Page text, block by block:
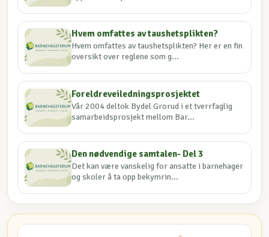
Hvem omfattes av taushetsplikten?
Hvem omfattes av taushetsplikten? Her er en fin
oversikt over reglene som g...
Foreldreveiledningsprosjektet
Vår 2004 deltok Bydel Grorud i et tverrfaglig
samarbeidsprosjekt mellom Bar...
Den nødvendige samtalen- Del 3
Det kan være vanskelig for ansatte i barnehager
og skoler å ta opp bekymrin...